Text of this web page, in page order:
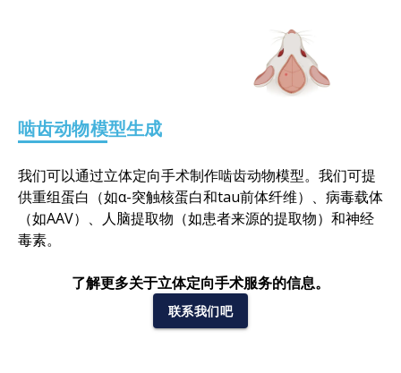
啮齿动物模型生成
我们可以通过立体定向手术制作啮齿动物模型。我们可提
供重组蛋白（如α-突触核蛋白和tau前体纤维）、病毒载体
（如AAV）、人脑提取物（如患者来源的提取物）和神经
毒素。
了解更多关于立体定向手术服务的信息。
联系我们吧